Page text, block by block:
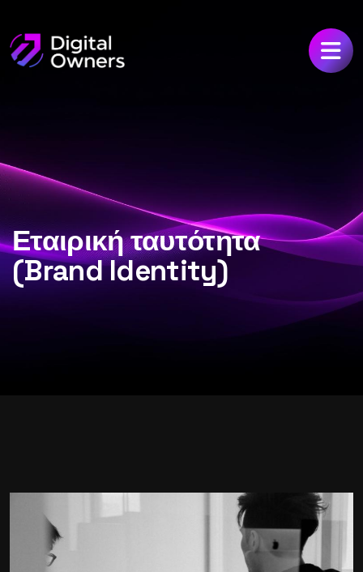
Εταιρική ταυτότητα
(Brand Identity)